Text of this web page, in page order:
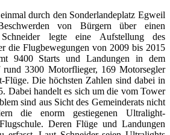
durch den Sonderlandeplatz Egweil
von Bürgern über einen
legte eine Aufstellung des
die Flugbewegungen von 2009 bis 2015
9400 Starts und Landungen in dem
3300 Motorflieger, 169 Motorsegler
Die höchsten Zahlen sind dabei in
Dabei handelt es sich um die vom Tower
sind aus Sicht des Gemeinderats nicht
die enorm gestiegenen Ultralight-
Deren Flüge und Landungen